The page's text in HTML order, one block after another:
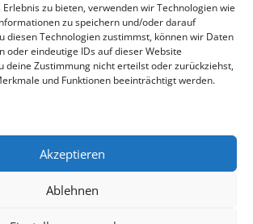
zu bieten, verwenden wir Technologien wie
zu speichern und/oder darauf
diesen Technologien zustimmst, können wir Daten
oder eindeutige IDs auf dieser Website
deine Zustimmung nicht erteilst oder zurückziehst,
und Funktionen beeinträchtigt werden.
Akzeptieren
Ablehnen
13
Google Karte anzeigen
anzeigen
Kontakt
Cookie-Richtlinie (EU)